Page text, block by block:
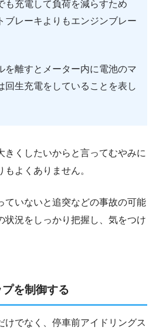
も充電して負荷を減らすため
ブレーキよりもエンジンブレー
を離すとメーター内に電池のマ
回生充電をしていることを表し
きくしたいからと言ってむやみに
よくありません。
ていないと追突などの事故の可能
状況をしっかり把握し、気をつけ
を制御する
けでなく、停車前アイドリングス